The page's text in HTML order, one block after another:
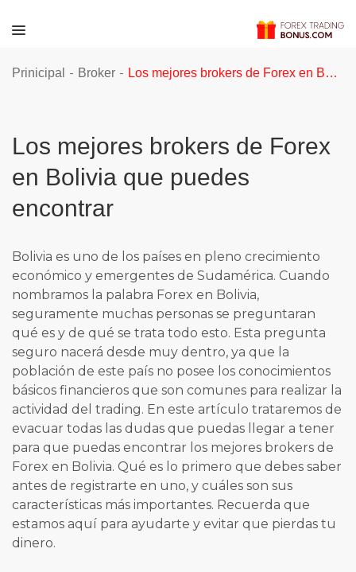
Prinicipal - Broker - Los mejores brokers de Forex en Bolivia que puedes encontrar
Los mejores brokers de Forex
en Bolivia que puedes
encontrar
Bolivia es uno de los países en pleno crecimiento
económico y emergentes de Sudamérica. Cuando
nombramos la palabra Forex en Bolivia,
seguramente muchas personas se preguntaran
qué es y de qué se trata todo esto. Esta pregunta
seguro nacerá desde muy dentro, ya que la
población de este país no posee los conocimientos
básicos financieros que son comunes para realizar la
actividad del trading. En este artículo trataremos de
evacuar todas las dudas que puedas llegar a tener
para que puedas encontrar los mejores brokers de
Forex en Bolivia. Qué es lo primero que debes saber
antes de registrarte en uno, y cuáles son sus
características más importantes. Recuerda que
estamos aquí para ayudarte y evitar que pierdas tu
dinero.